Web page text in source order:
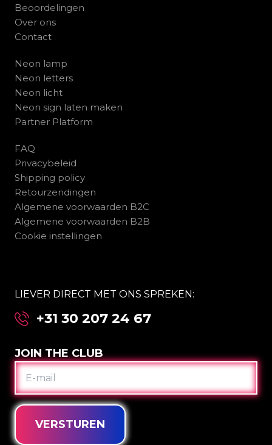
Beoordelingen
Over ons
Contact
Neon lamp
Neon letters
Neon licht
Neon sign laten maken
Partner Platform
FAQ
Privacybeleid
Shipping policy
Retourzendingen
Algemene voorwaarden B2C
Algemene voorwaarden B2B
Cookie instellingen
LIEVER DIRECT MET ONS SPREKEN:
+31 30 207 24 67
JOIN THE CLUB
E-
MAIL
VERSTUREN